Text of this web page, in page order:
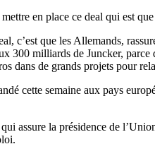
en place ce deal qui est
, c’est que les Allemands,
300 milliards de Juncker, parce
dans de grands projets pour
cette semaine aux pays
assure la présidence de